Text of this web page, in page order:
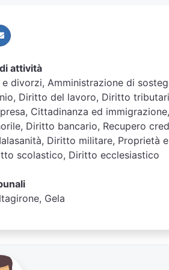
attività
divorzi, Amministrazione di
Diritto del lavoro, Diritto
Cittadinanza ed immigrazione,
Diritto bancario, Recupero
Diritto militare, Proprietà e
scolastico, Diritto ecclesiastico
Gela